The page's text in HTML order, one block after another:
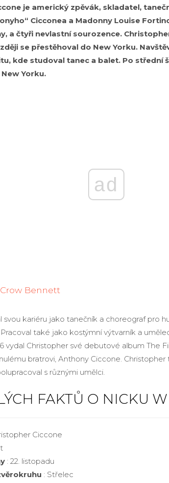
je americký zpěvák, skladatel,
Cicconea a Madonny Louise
a čtyři nevlastní sourozence.
se přestěhoval do New Yorku.
kde studoval tanec a balet. Po střední
Yorku.
ad
Bennett
svou kariéru jako tanečník a choreograf pro
také jako kostýmní výtvarník a
vydal Christopher své debutové album The
bratrovi, Anthony Ciccone. Christopher
s různými umělci.
FAKTŮ O NICKU
Ciccone
: 22. listopadu
: Střelec